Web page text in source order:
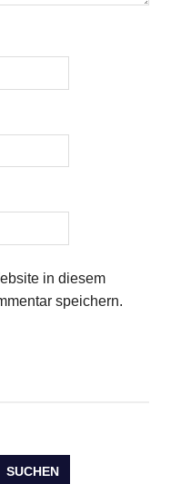
in diesem
speichern.
SUCHEN